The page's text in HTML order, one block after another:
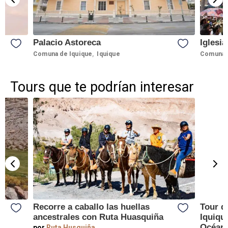
Palacio Astoreca
Comuna de Iquique Iquique Comuna
Tours que te podrían interesar
Recorre a caballo las huellas
ancestrales con Ruta Huasquiña
Tour